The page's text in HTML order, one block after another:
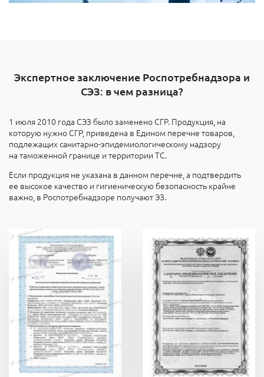
Экспертное заключение Роспотребнадзора и
СЭЗ: в чем разница?
1 июля 2010 года СЭЗ было заменено СГР. Продукция, на
которую нужно СГР, приведена в Едином перечне товаров,
подлежащих санитарно-эпидемиологическому надзору
на таможенной границе и территории ТС.
Если продукция не указана в данном перечне, а подтвердить
ее высокое качество и гигиеническую безопасность крайне
важно, в Роспотребнадзоре получают ЭЗ.